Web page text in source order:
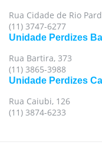
Rua Cidade de Rio
(11) 3747-6277
Unidade Perdizes
Rua Bartira, 373
(11) 3865-3988
Unidade Perdizes
Rua Caiubi, 126
(11) 3874-6233